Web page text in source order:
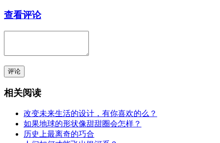
查看评论
评论
相关阅读
改变未来生活的设计，有你喜欢的么？
如果地球的形状像甜甜圈会怎样？
历史上最离奇的巧合